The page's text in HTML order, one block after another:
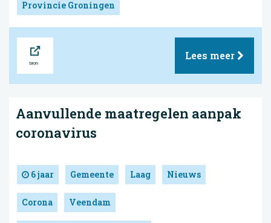
Provincie Groningen
Lees meer
Aanvullende maatregelen aanpak
coronavirus
6 jaar Gemeente Laag Nieuws
Corona Veendam